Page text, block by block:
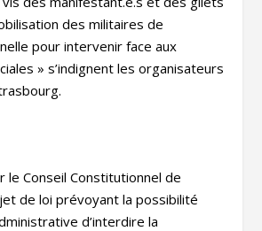
des militaires de
pour intervenir face aux
» s’indignent les organisateurs
le Conseil Constitutionnel de
de loi prévoyant la possibilité
d’interdire la